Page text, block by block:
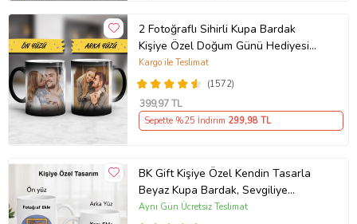
2 Fotoğraflı Sihirli Kupa Bardak
Kişiye Özel Doğum Günü Hediyesi
Sevgiliye Hediye Anneye Babaya
Ablaya Abiye Kız Erkek Kardeşe
Arkadaşa Resimli Günü Yıl Dönümü
Hediyesi
(1572)
Kargo ile Teslimat
399,97 TL
Sepette %25 İndirim 299,98 TL
BK Gift Kişiye Özel Kendin Tasarla
Beyaz Kupa Bardak, Sevgiliye
Hediye, Arkadaşa Hediye, Doğum
Aynı Gün Ücretsiz Teslimat